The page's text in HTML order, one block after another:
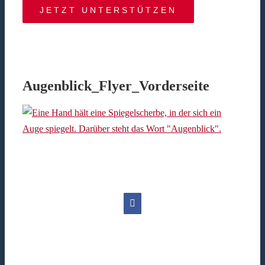
JETZT UNTERSTÜTZEN
Augenblick_Flyer_Vorderseite
Facebook